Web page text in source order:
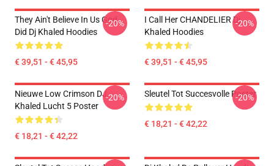
They Ain't Believe In Us God
Did Dj Khaled Hoodies
€ 39,51 - € 45,95
-20%
I Call Her CHANDELIER Dj
Khaled Hoodies
€ 39,51 - € 45,95
-20%
Nieuwe Low Crimson DJ
Khaled Lucht 5 Poster
€ 18,21 - € 42,22
-20% Sleutel Tot Succesvolle Poster
€ 18,21 - € 42,22
-20%